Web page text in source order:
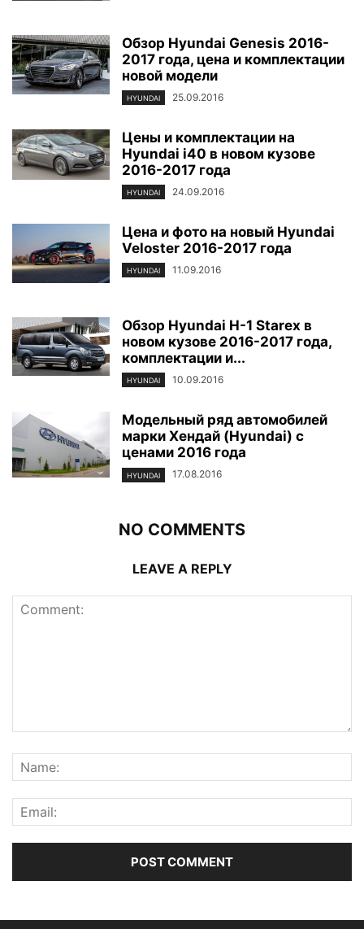
Обзор Hyundai Genesis 2016-
2017 года, цена и комплектации
новой модели
HYUNDAI 25.09.2016
Цены и комплектации на
Hyundai i40 в новом кузове
2016-2017 года
HYUNDAI 24.09.2016
Цена и фото на новый Hyundai
Veloster 2016-2017 года
HYUNDAI 11.09.2016
Обзор Hyundai H-1 Starex в
новом кузове 2016-2017 года,
комплектации и...
HYUNDAI 10.09.2016
Модельный ряд автомобилей
марки Хендай (Hyundai) с
ценами 2016 года
HYUNDAI 17.08.2016
NO COMMENTS
LEAVE A REPLY